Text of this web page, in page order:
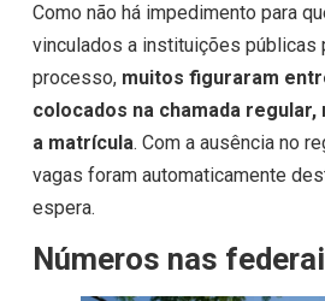
Como não há impedimento para
vinculados a instituições públicas
processo, muitos figuraram
colocados na chamada
a matrícula. Com a ausência no
vagas foram automaticamente
espera.
Números nas